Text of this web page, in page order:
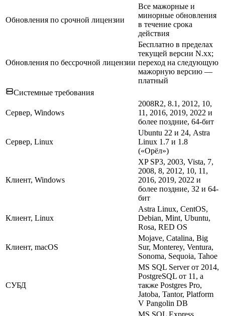
Обновления по срочной лицензии
Все мажорные и
минорные обновления
в течение срока
действия
Обновления по бессрочной лицензии
Бесплатно в пределах
текущей версии N.xx;
переход на следующую
мажорную версию —
платный
Системные требования
Сервер, Windows
2008R2, 8.1, 2012, 10,
11, 2016, 2019, 2022 и
более поздние, 64-бит
Сервер, Linux
Ubuntu 22 и 24, Astra
Linux 1.7 и 1.8
(«Орёл»)
Клиент, Windows
XP SP3, 2003, Vista, 7,
2008, 8, 2012, 10, 11,
2016, 2019, 2022 и
более поздние, 32 и 64-
бит
Клиент, Linux
Astra Linux, CentOS,
Debian, Mint, Ubuntu,
Rosa, RED OS
Клиент, macOS
Mojave, Catalina, Big
Sur, Monterey, Ventura,
Sonoma, Sequoia, Tahoe
СУБД
MS SQL Server от 2014,
PostgreSQL от 11, а
также Postgres Pro,
Jatoba, Tantor, Platform
V Pangolin DB
MS SQL Express,